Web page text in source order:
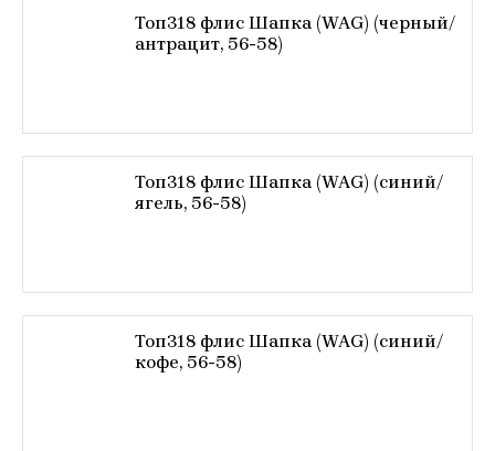
Топ318 флис Шапка (WAG) (черный/
антрацит, 56-58)
Топ318 флис Шапка (WAG) (синий/
ягель, 56-58)
Топ318 флис Шапка (WAG) (синий/
кофе, 56-58)